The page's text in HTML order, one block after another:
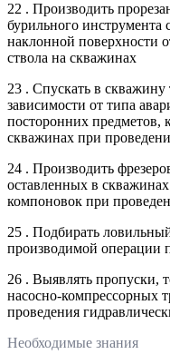
22 . Производить
бурильного инструмента
наклонной поверхности
ствола на скважинах
23 . Спускать в
зависимости от типа
посторонних предметов,
скважинах при
24 . Производить
оставленных в
компоновок при
25 . Подбирать
производимой операции
26 . Выявлять пропуски,
насосно-компрессорных
проведения
Необходимые знания